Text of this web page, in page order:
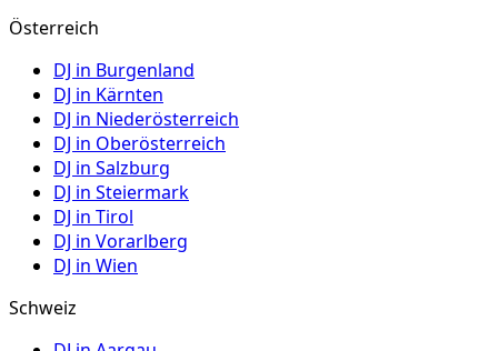
Österreich
DJ in Burgenland
DJ in Kärnten
DJ in Niederösterreich
DJ in Oberösterreich
DJ in Salzburg
DJ in Steiermark
DJ in Tirol
DJ in Vorarlberg
DJ in Wien
Schweiz